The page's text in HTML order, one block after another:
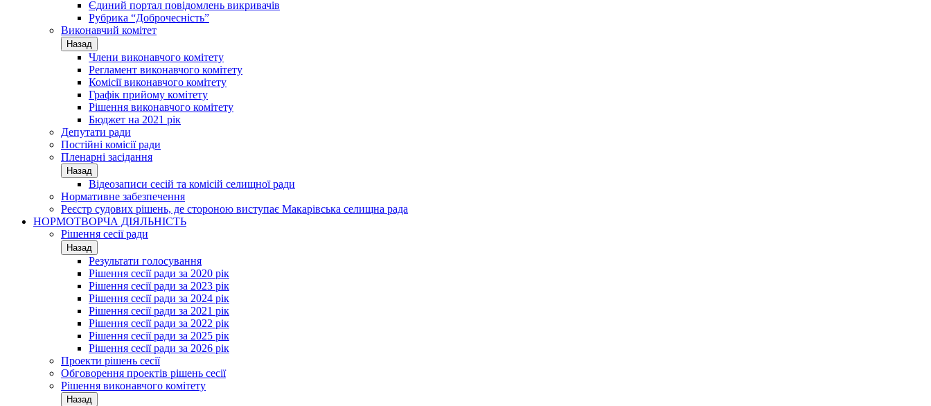
Єдиний портал повідомлень викривачів
Рубрика “Доброчесність”
Виконавчий комітет
Назад
Члени виконавчого комітету
Регламент виконавчого комітету
Комісії виконавчого комітету
Графік прийому комітету
Рішення виконавчого комітету
Бюджет на 2021 рік
Депутати ради
Постійні комісії ради
Пленарні засідання
Назад
Відеозаписи сесій та комісій селищної ради
Нормативне забезпечення
Реєстр судових рішень, де стороною виступає Макарівська селищна рада
НОРМОТВОРЧА ДІЯЛЬНІСТЬ
Рішення сесії ради
Назад
Результати голосування
Рішення сесії ради за 2020 рік
Рішення сесії ради за 2023 рік
Рішення сесії ради за 2024 рік
Рішення сесії ради за 2021 рік
Рішення сесії ради за 2022 рік
Рішення сесії ради за 2025 рік
Рішення сесії ради за 2026 рік
Проекти рішень сесії
Обговорення проектів рішень сесії
Рішення виконавчого комітету
Назад